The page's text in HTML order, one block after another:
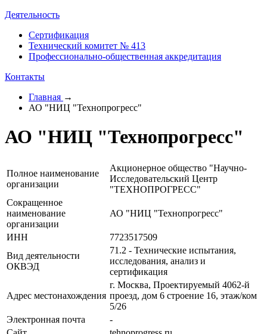
Деятельность
Сертификация
Технический комитет № 413
Профессионально-общественная аккредитация
Контакты
Главная →
АО "НИЦ "Технопрогресс"
АО "НИЦ "Технопрогресс"
Полное наименование
организации
Акционерное общество "Научно-
Исследовательский Центр
"ТЕХНОПРОГРЕСС"
Сокращенное
наименование
организации
АО "НИЦ "Технопрогресс"
ИНН
7723517509
Вид деятельности
ОКВЭД
71.2 - Технические испытания,
исследования, анализ и
сертификация
Адрес местонахождения
г. Москва, Проектируемый 4062-й
проезд, дом 6 строение 16, этаж/ком
5/26
Электронная почта
-